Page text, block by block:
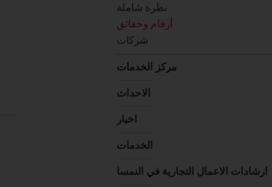
نظرة شاملة
أرقام وحقائق
شركات
مركز الخدمات
الاحداث
اخبار
الخدمات
ارشادات الاعمال التجارية في النمسا